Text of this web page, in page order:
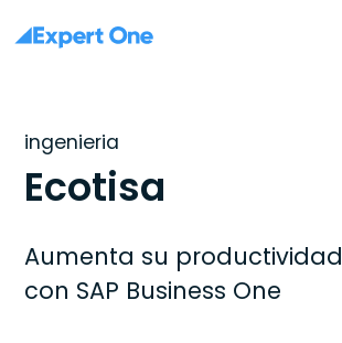
ingenieria
Ecotisa
Aumenta su productividad
con SAP Business One